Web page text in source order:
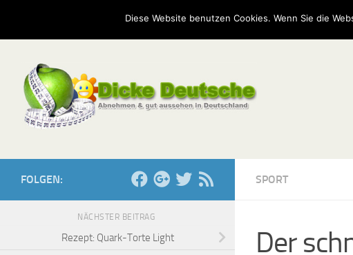
Kontakt Serien Umfragen
SPORT
Der
FOLGEN:
NÄCHSTER BEITRAG
Rezept: Quark-Torte Light
Diese Website benutzen Cookies. Wenn Sie die